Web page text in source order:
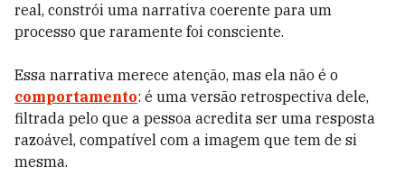
real, constrói uma narrativa coerente para um
processo que raramente foi consciente.
Essa narrativa merece atenção, mas ela não é o
comportamento: é uma versão retrospectiva dele,
filtrada pelo que a pessoa acredita ser uma resposta
razoável, compatível com a imagem que tem de si
mesma.